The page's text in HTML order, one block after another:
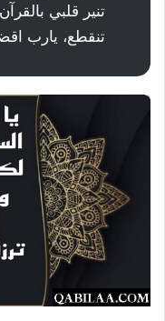
تنير قلبي
تنقطع، يارب